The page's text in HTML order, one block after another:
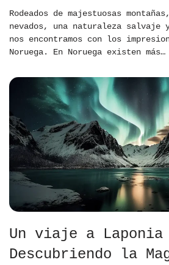
Rodeados de majestuosas
nevados, una naturaleza salvaje
nos encontramos con los
Noruega. En Noruega existen más…
Un viaje a
Descubriendo la